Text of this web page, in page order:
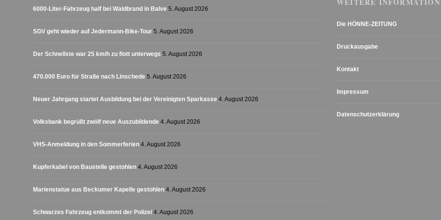
6000-Liter-Fahrzeug half bei Waldbrand in Balve 5. August 2026
SGV geht wieder auf Jedermann-Bike-Tour 5. August 2026
Der Schnellste war 25 km/h zu flott unterwegs 5. August 2026
470.000 Euro für Straße nach Linschede 5. August 2026
Neuer Jahrgang startet Ausbildung bei der Vereinigten Sparkasse 4. August 2026
Volksbank begrüßt zwölf neue Auszubildende 4. August 2026
VHS-Anmeldung in den Sommerferien 4. August 2026
Kupferkabel von Baustelle gestohlen 4. August 2026
Marienstatue aus Beckumer Kapelle gestohlen 4. August 2026
Schwarzes Fahrzeug entkommt der Polizei 4. August 2026
Die HÖNNE-ZEITUNG
Druckausgabe
Kontakt
Impressum
Datenschutzerklärung